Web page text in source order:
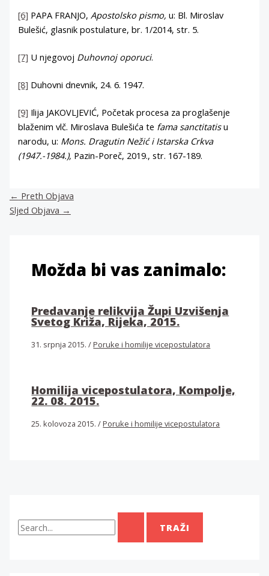
[6] PAPA FRANJO,Apostolsko pismo, u: Bl. Miroslav
Bulešić, glasnik postulature, br. 1/2014, str. 5.
[7] U njegovoj Duhovnoj oporuci.
[8] Duhovni dnevnik, 24. 6. 1947.
[9] Ilija JAKOVLJEVIĆ, Početak procesa za proglašenje
blaženim vlč. Miroslava Bulešića te fama sanctitatisu
narodu, u: Mons. Dragutin Nežić i Istarska Crkva
(1947.-1984.), Pazin-Poreč, 2019., str. 167-189.
← Preth Objava
Sljed Objava →
Možda bi vas zanimalo:
Predavanje relikvija Župi Uzvišenja
Svetog Križa, Rijeka, 2015.
31. srpnja 2015./Poruke i homilije vicepostulatora
Homilija vicepostulatora, Kompolje,
22. 08. 2015.
25. kolovoza 2015./Poruke i homilije vicepostulatora
T
r